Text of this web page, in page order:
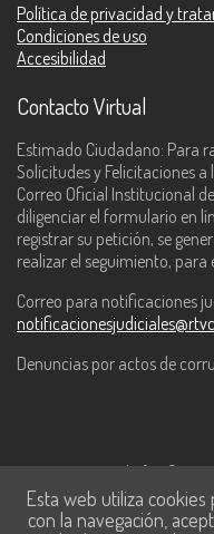
Política de privacidad y
Condiciones de uso
Accesibilidad
Contacto Virtual
Estimado Ciudadano: Para
Solicitudes y Felicitaciones
Correo Oficial Institucional
diligenciar el formulario en
registrar su petición, se
realizar el seguimiento, para
Correo para notificaciones
Denuncias por actos de
Este contenido fue
Tecnologías de la
Esta web utiliza
con la navegación,